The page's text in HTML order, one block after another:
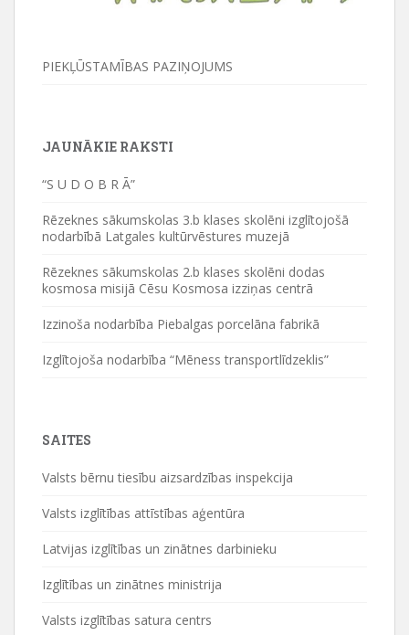
PIEKĻŪSTAMĪBAS PAZIŅOJUMS
JAUNĀKIE RAKSTI
“S U D O B R Ā”
Rēzeknes sākumskolas 3.b klases skolēni izglītojošā
nodarbībā Latgales kultūrvēstures muzejā
Rēzeknes sākumskolas 2.b klases skolēni dodas
kosmosa misijā Cēsu Kosmosa izziņas centrā
Izzinoša nodarbība Piebalgas porcelāna fabrikā
Izglītojoša nodarbība “Mēness transportlīdzeklis”
SAITES
Valsts bērnu tiesību aizsardzības inspekcija
Valsts izglītības attīstības aģentūra
Latvijas izglītības un zinātnes darbinieku
Izglītības un zinātnes ministrija
Valsts izglītības satura centrs